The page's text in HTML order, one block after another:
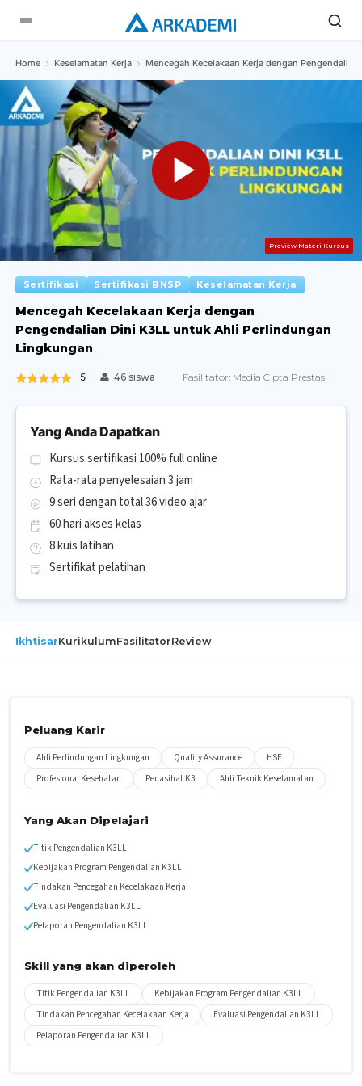
Home Keselamatan Kerja Mencegah Kecelakaan Kerja dengan
Preview Materi Kursus
Sertifikasi Sertifikasi BNSP Keselamatan Kerja
Mencegah Kecelakaan Kerja dengan
Pengendalian Dini K3LL untuk Ahli Perlindungan
Lingkungan
5 46 siswa Fasilitator: Media Cipta Prestasi
Yang Anda Dapatkan
Kursus sertifikasi 100% full online
Rata-rata penyelesaian 3 jam
9 seri dengan total 36 video ajar
60 hari akses kelas
8 kuis latihan
Sertifikat pelatihan
IkhtisarKurikulumFasilitatorReview
Peluang Karir
Ahli Perlindungan Lingkungan Quality Assurance
HSE
Profesional Kesehatan
Penasihat K3 Ahli Teknik Keselamatan
Yang Akan Dipelajari
Titik Pengendalian K3LL
Kebijakan Program Pengendalian K3LL
Tindakan Pencegahan Kecelakaan Kerja
Evaluasi Pengendalian K3LL
Pelaporan Pengendalian K3LL
Skill yang akan diperoleh
Titik Pengendalian K3LL
Kebijakan Program Pengendalian K3LL
Tindakan Pencegahan Kecelakaan Kerja
Evaluasi Pengendalian K3LL
Pelaporan Pengendalian K3LL